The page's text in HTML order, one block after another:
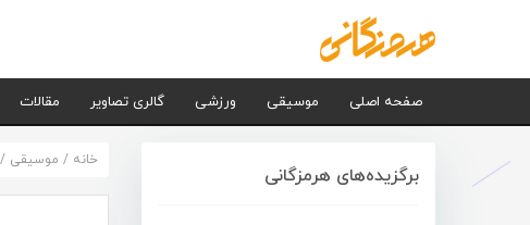
صفحه اصلی موسیقی ورزشی گالری تصاویر مقالات
برگزیده‌های هرمزگانی
خانه / موسیقی /